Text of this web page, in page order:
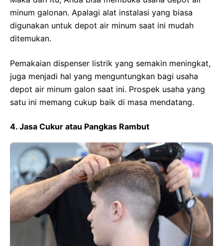
minum galonan. Apalagi alat instalasi yang biasa
digunakan untuk depot air minum saat ini mudah
ditemukan.
Pemakaian dispenser listrik yang semakin meningkat,
juga menjadi hal yang menguntungkan bagi usaha
depot air minum galon saat ini. Prospek usaha yang
satu ini memang cukup baik di masa mendatang.
4. Jasa Cukur atau Pangkas Rambut